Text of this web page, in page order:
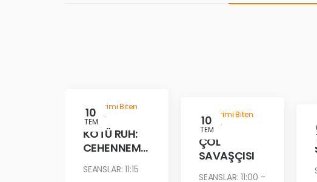
10
TEM
Gösterimi Biten
Filmler
KÖTÜ RUH:
CEHENNEM
SEANSLAR: 11:15
10
TEM
Gösterimi Biten
Filmler
ÇÖL
SAVAŞÇISI
SEANSLAR: 11:00 -